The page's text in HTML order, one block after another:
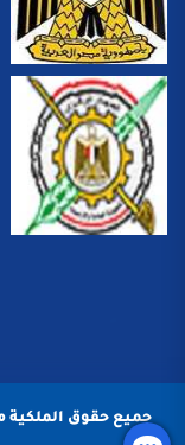
جميع حقوق الملكية